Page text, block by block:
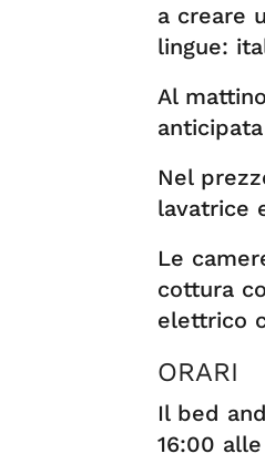
a creare
lingue:
Al
Nel
lavatrice
Le
cottura
elettrico
ORARI
Il bed
16:00